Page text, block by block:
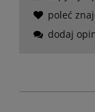
poleć
dodaj